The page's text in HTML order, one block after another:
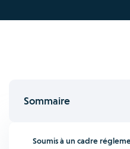
Sommaire
Soumis à un cadre